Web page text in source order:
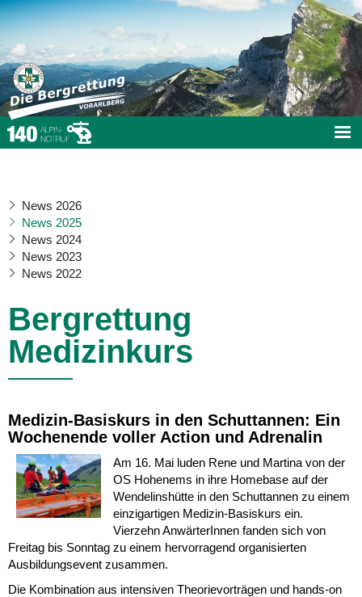
News 2026
News 2025
News 2024
News 2023
News 2022
Bergrettung
Medizinkurs
Medizin-Basiskurs in den Schuttannen: Ein
Wochenende voller Action und Adrenalin
Am 16. Mai luden Rene und Martina von der
OS Hohenems in ihre Homebase auf der
Wendelinshütte in den Schuttannen zu einem
einzigartigen Medizin-Basiskurs ein.
Vierzehn AnwärterInnen fanden sich von
Freitag bis Sonntag zu einem hervorragend organisierten
Ausbildungsevent zusammen.
Die Kombination aus intensiven Theorievorträgen und hands-on